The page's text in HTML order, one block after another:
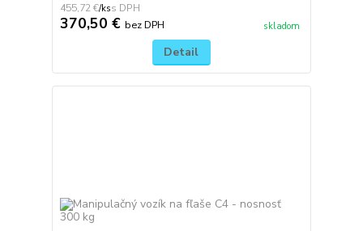
455,72 €/ks
370,50 € bez DPH skladom
Detail